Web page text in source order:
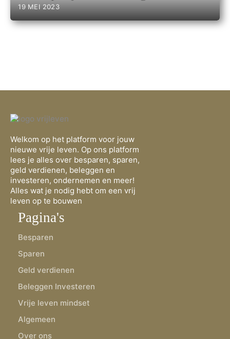
19 MEI 2023
Welkom op het platform voor jouw
nieuwe vrije leven. Op ons platform
lees je alles over besparen, sparen,
geld verdienen, beleggen en
investeren, ondernemen en meer!
Alles wat je nodig hebt om een vrij
leven op te bouwen
Pagina's
Besparen
Sparen
Geld verdienen
Beleggen Investeren
Vrije leven mindset
Algemeen
Over ons